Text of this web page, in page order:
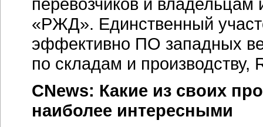
«РЖД». Единственный
эффективно ПО западных
по складам и производству,
CNews: Какие из своих
наиболее интересными